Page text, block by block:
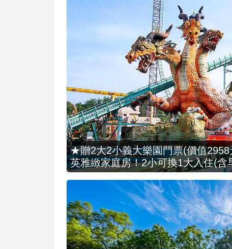
★贈2大2小義大樂園門票(價值
英雅緻家庭房！2小可換1大入住(含